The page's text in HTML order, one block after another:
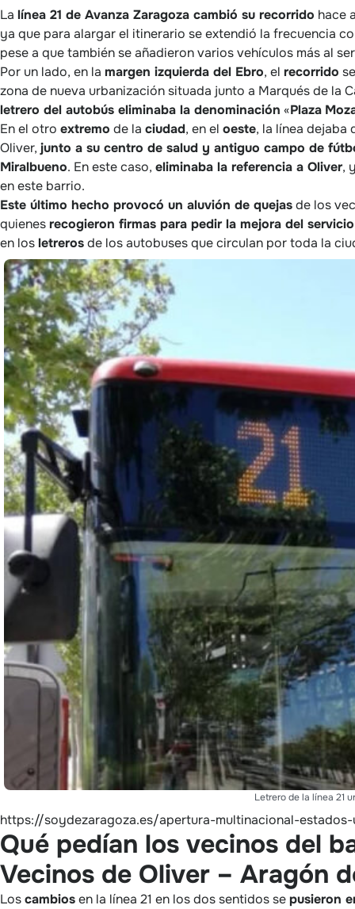
La línea 21 de Avanza Zaragoza cambió su recorrido hace
ya que para alargar el itinerario se extendió la frecuencia
pese a que también se añadieron varios vehículos más al
Por un lado, en la margen izquierda del Ebro, el recorrido se
zona de nueva urbanización situada junto a Marqués de la
letrero del autobús eliminaba la denominación «Plaza
En el otro extremo de la ciudad, en el oeste, la línea dejaba
Oliver, junto a su centro de salud y antiguo campo de
Miralbueno. En este caso, eliminaba la referencia a Oliver,
en este barrio.
Este último hecho provocó un aluvión de quejasde los
quienesrecogieron firmas para pedir la mejora del
en losletrerosde los autobuses que circulan por toda la
Letrero de la línea 21
https://soydezaragoza.es/apertura-multinacional-
Qué pedían los vecinos del
Vecinos de Oliver – Aragón
Loscambiosen la línea 21 en los dos sentidos sepusieron